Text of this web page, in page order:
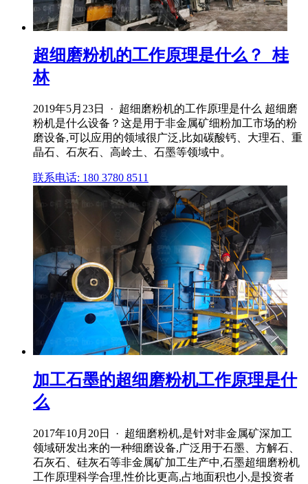
超细磨粉机的工作原理是什么？_桂
林
2019年5月23日 · 超细磨粉机的工作原理是什么 超细磨
粉机是什么设备？这是用于非金属矿细粉加工市场的粉
磨设备,可以应用的领域很广泛,比如碳酸钙、大理石、重
晶石、石灰石、高岭土、石墨等领域中。
联系电话: 180 3780 8511
加工石墨的超细磨粉机工作原理是什
么
2017年10月20日 · 超细磨粉机,是针对非金属矿深加工
领域研发出来的一种细磨设备,广泛用于石墨、方解石、
石灰石、硅灰石等非金属矿加工生产中,石墨超细磨粉机
工作原理科学合理,性价比更高,占地面积也小,是投资者